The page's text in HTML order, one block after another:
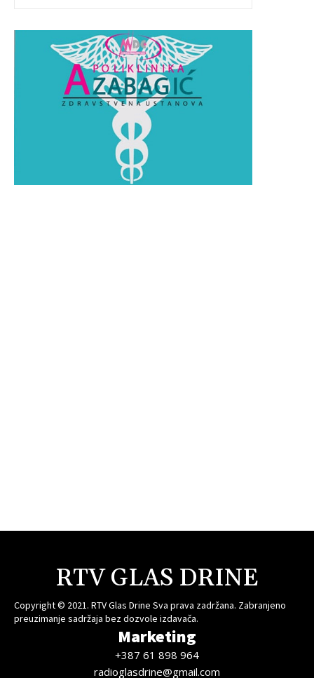
RTV GLAS DRINE
Copyright © 2021. RTV Glas Drine Sva prava zadržana. Zabranjeno
preuzimanje sadržaja bez dozvole izdavača.
Marketing
+387 61 898 964
radioglasdrine@gmail.com